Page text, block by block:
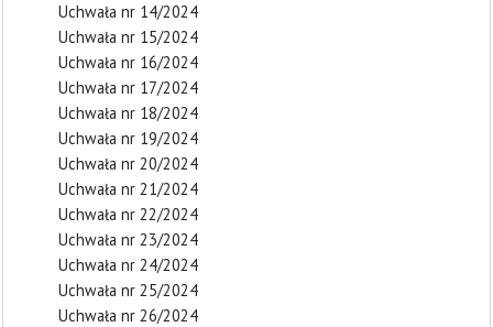
Uchwała nr 14/2024
Uchwała nr 15/2024
Uchwała nr 16/2024
Uchwała nr 17/2024
Uchwała nr 18/2024
Uchwała nr 19/2024
Uchwała nr 20/2024
Uchwała nr 21/2024
Uchwała nr 22/2024
Uchwała nr 23/2024
Uchwała nr 24/2024
Uchwała nr 25/2024
Uchwała nr 26/2024